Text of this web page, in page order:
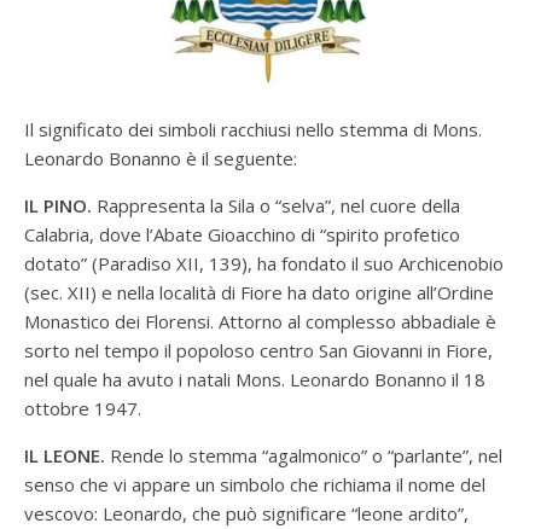
Il significato dei simboli racchiusi nello stemma di Mons.
Leonardo Bonanno è il seguente:
IL PINO. Rappresenta la Sila o “selva”, nel cuore della
Calabria, dove l’Abate Gioacchino di “spirito profetico
dotato” (Paradiso XII, 139), ha fondato il suo Archicenobio
(sec. XII) e nella località di Fiore ha dato origine all’Ordine
Monastico dei Florensi. Attorno al complesso abbadiale è
sorto nel tempo il popoloso centro San Giovanni in Fiore,
nel quale ha avuto i natali Mons. Leonardo Bonanno il 18
ottobre 1947.
IL LEONE. Rende lo stemma “agalmonico” o “parlante”, nel
senso che vi appare un simbolo che richiama il nome del
vescovo: Leonardo, che può significare “leone ardito”,